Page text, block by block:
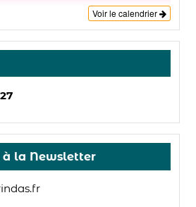
Voir le calendrier
à la Newsletter